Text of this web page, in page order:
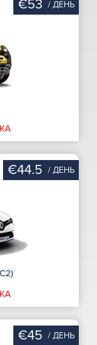
€53 / ДЕНЬ
€44.5 / ДЕНЬ
€45 / ДЕНЬ